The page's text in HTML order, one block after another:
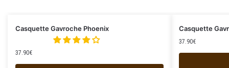
Casquette Gavroche Phoenix
37.90€
Casquette
37.90€